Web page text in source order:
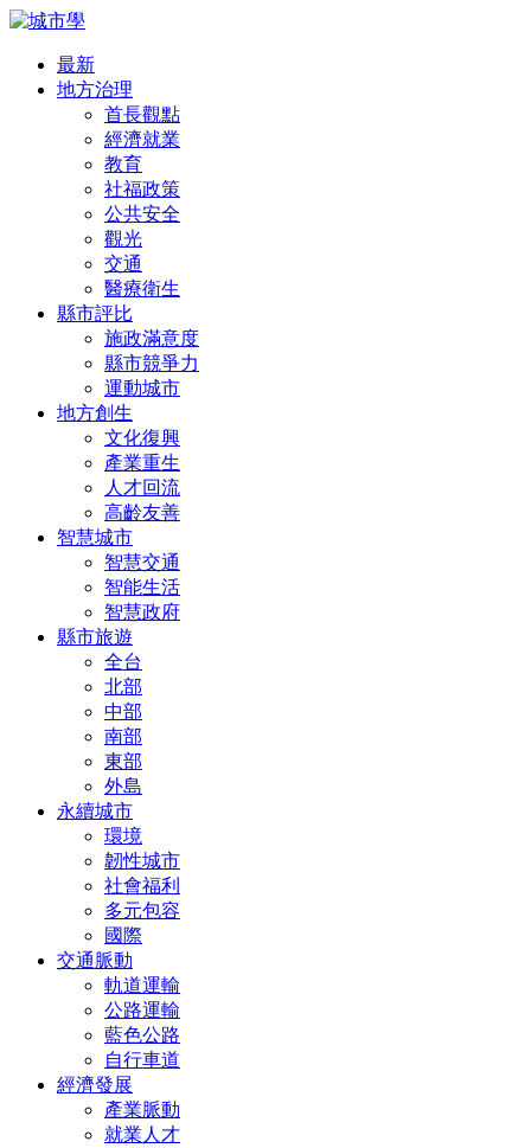
最新
地方治理
首長觀點
經濟就業
教育
社福政策
公共安全
觀光
交通
醫療衛生
縣市評比
施政滿意度
縣市競爭力
運動城市
地方創生
文化復興
產業重生
人才回流
高齡友善
智慧城市
智慧交通
智能生活
智慧政府
縣市旅遊
全台
北部
中部
南部
東部
外島
永續城市
環境
韌性城市
社會福利
多元包容
國際
交通脈動
軌道運輸
公路運輸
藍色公路
自行車道
經濟發展
產業脈動
就業人才